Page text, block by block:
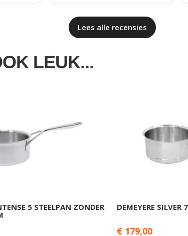
Lees alle recensies
LEUK...
5 STEELPAN ZONDER
DEMEYERE SILVER
€ 179,00